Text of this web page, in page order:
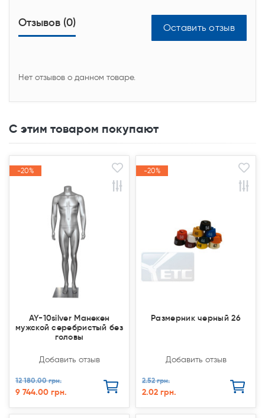
Отзывов (0) Оставить отзыв
Нет отзывов о данном товаре.
С этим товаром покупают
-20%
-20%
AY-10silver Манекен
мужской серебристый без
головы
Добавить отзыв
12 180.00 грн.
9 744.00 грн.
-20%
-20%
Размерник черный 26
Добавить отзыв
2.52 грн.
2.02 грн.